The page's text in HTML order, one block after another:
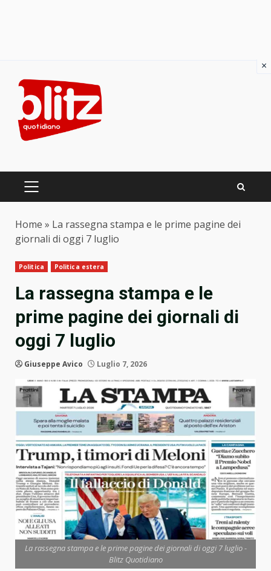
content
PRIMARY
Home » La rassegna stampa e le prime pagine dei
giornali di oggi 7 luglio
Politica Politica estera
La rassegna stampa e le
prime pagine dei giornali di
oggi 7 luglio
Giuseppe Avico Luglio 7, 2026
La rassegna stampa e le prime pagine dei giornali di oggi 7 luglio -
Blitz Quotidiano
×